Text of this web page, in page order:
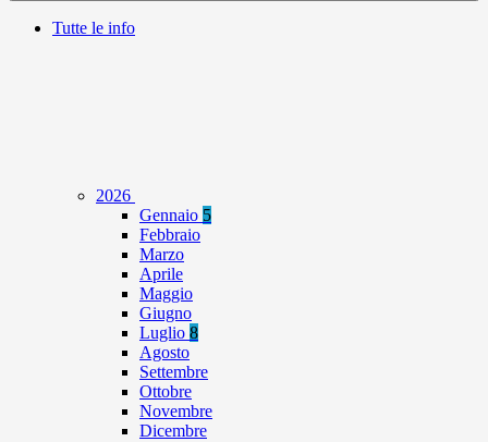
Tutte le info
2026
Gennaio 5
Febbraio
Marzo
Aprile
Maggio
Giugno
Luglio 8
Agosto
Settembre
Ottobre
Novembre
Dicembre